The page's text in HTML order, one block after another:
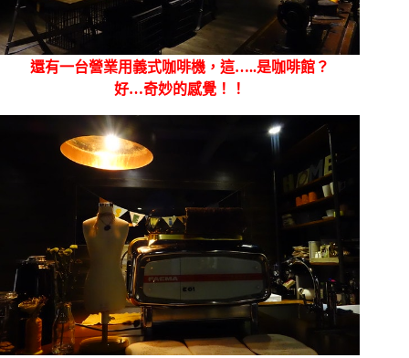
還有一台營業用義式咖啡機，這…..是咖啡館？
好…奇妙的感覺！！